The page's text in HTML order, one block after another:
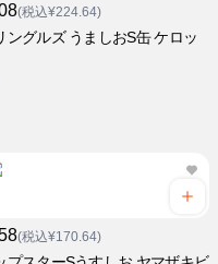
(税込¥224.64)
ングルズ うましおS缶 ケロッ
(税込¥170.64)